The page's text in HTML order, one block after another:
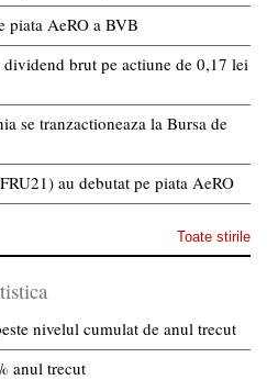
piata AeRO a BVB
brut pe actiune de 0,17 lei
se tranzactioneaza la Bursa de
au debutat pe piata AeRO
Toate stirile
nivelul cumulat de anul trecut
anul trecut